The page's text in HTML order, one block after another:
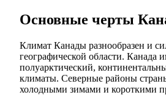
Основные черты
Климат Канады разнообразен и
географической области. Канада
полуарктический,
климаты. Северные районы
холодными зимами и короткими